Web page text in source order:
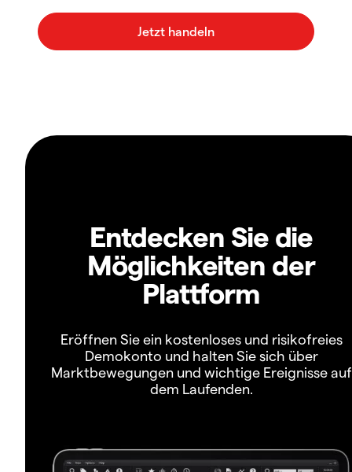
Entdecken Sie die
Möglichkeiten der
Plattform
Eröffnen Sie ein kostenloses und risikofreies
Demokonto und halten Sie sich über
Marktbewegungen und wichtige Ereignisse auf
dem Laufenden.